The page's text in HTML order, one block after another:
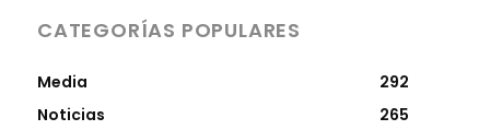
CATEGORÍAS POPULARES
Media
292
Noticias
265